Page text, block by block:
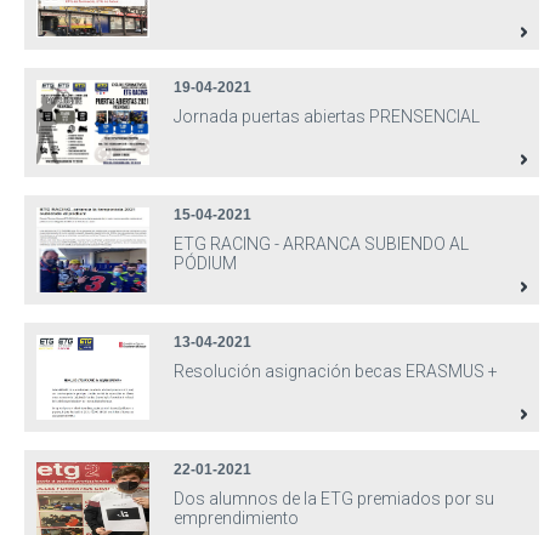
19-04-2021
Jornada puertas abiertas PRENSENCIAL
15-04-2021
ETG RACING - ARRANCA SUBIENDO AL
PÓDIUM
13-04-2021
Resolución asignación becas ERASMUS +
22-01-2021
Dos alumnos de la ETG premiados por su
emprendimiento